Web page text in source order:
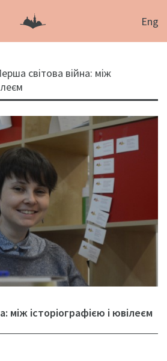
Eng
світова війна: між
між історіографією і ювілеєм